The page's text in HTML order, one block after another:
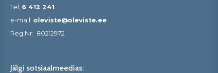
Tel: 6 412 241
e-mail: oleviste@oleviste.ee
Reg.Nr: 80212972
Jälgi sotsiaalmeedias: